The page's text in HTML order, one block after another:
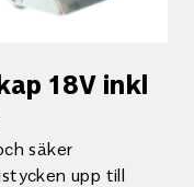
18V inkl
säker
upp till